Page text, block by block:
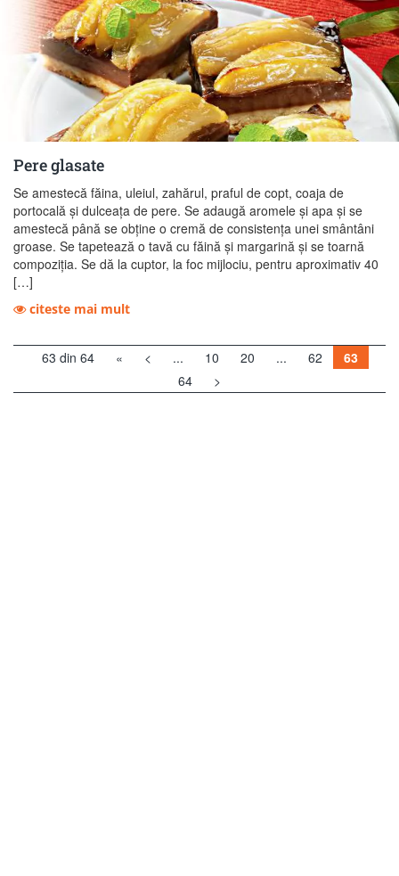
Pere glasate
Se amestecă făina, uleiul, zahărul, praful de copt, coaja de
portocală şi dulceaţa de pere. Se adaugă aromele şi apa şi se
amestecă până se obţine o cremă de consistenţa unei smântâni
groase. Se tapetează o tavă cu făină şi margarină şi se toarnă
compoziţia. Se dă la cuptor, la foc mijlociu, pentru aproximativ 40
[…]
citeste mai mult
63 din 64 « < ... 10 20 ... 62
63
64
>